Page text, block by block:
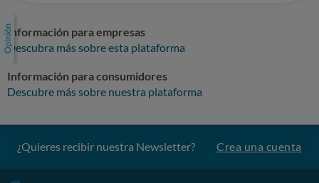
Información para empresas
Descubra más sobre esta plataforma
Información para consumidores
Descubre más sobre nuestra plataforma
¿Quieres recibir nuestra Newsletter? Crea una cuenta